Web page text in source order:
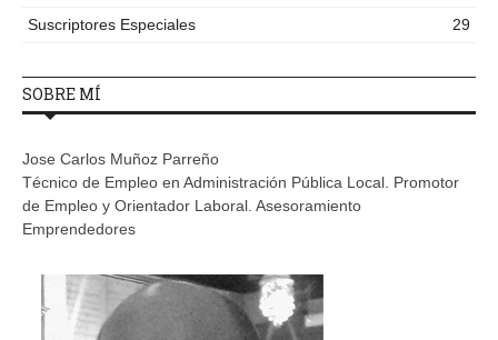
Suscriptores Especiales
29
SOBRE MÍ
Jose Carlos Muñoz Parreño
Técnico de Empleo en Administración Pública Local. Promotor
de Empleo y Orientador Laboral. Asesoramiento
Emprendedores